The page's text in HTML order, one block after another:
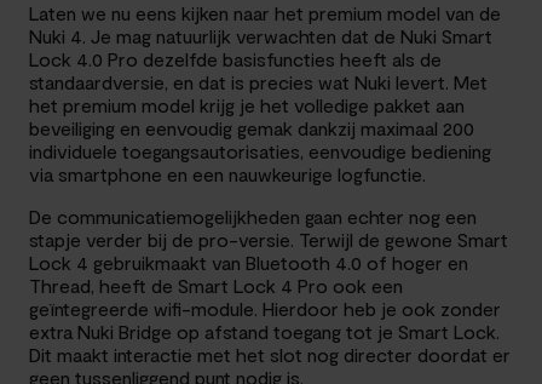
Laten we nu eens kijken naar het premium model van de
Nuki 4. Je mag natuurlijk verwachten dat de Nuki Smart
Lock 4.0 Pro dezelfde basisfuncties heeft als de
standaardversie, en dat is precies wat Nuki levert. Met
het premium model krijg je het volledige pakket aan
beveiliging en eenvoudig gemak dankzij maximaal 200
individuele toegangsautorisaties, eenvoudige bediening
via smartphone en een nauwkeurige logfunctie.
De communicatiemogelijkheden gaan echter nog een
stapje verder bij de pro-versie. Terwijl de gewone Smart
Lock 4 gebruikmaakt van Bluetooth 4.0 of hoger en
Thread, heeft de Smart Lock 4 Pro ook een
geïntegreerde wifi-module. Hierdoor heb je ook zonder
extra Nuki Bridge op afstand toegang tot je Smart Lock.
Dit maakt interactie met het slot nog directer doordat er
geen tussenliggend punt nodig is.